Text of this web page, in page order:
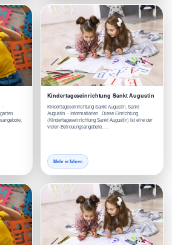
-
Kindertageseinrichtung Sankt Augustin
Kindertageseinrichtung Sankt Augustin, Sankt
Augustin - Informationen Diese Einrichtung
(Kindertageseinrichtung Sankt Augustin) ist eine der
vielen Betreuungsangebote, …
Mehr erfahren